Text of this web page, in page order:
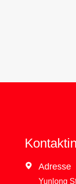
 Adresse
Yunlong